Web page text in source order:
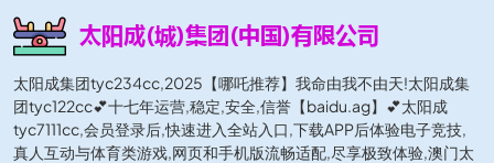
太阳成集团tyc234cc,2025【哪吒推荐】我命由我不由天!太阳成集
团tyc122cc💕十七年运营,稳定,安全,信誉【baidu.ag】💕太阳成
tyc7111cc,会员登录后,快速进入全站入口,下载APP后体验电子竞技,
真人互动与体育类游戏,网页和手机版流畅适配,尽享极致体验,澳门太